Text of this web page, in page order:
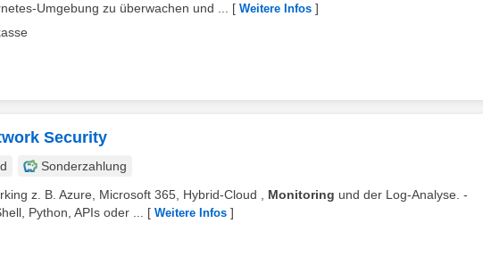
Umgebung zu überwachen und ...
[ Weitere Infos ]
Security
Sonderzahlung
z. B. Azure, Microsoft 365, Hybrid-Cloud , Monitoring und der Log-Analyse. -
Python, APIs oder ...
[ Weitere Infos ]